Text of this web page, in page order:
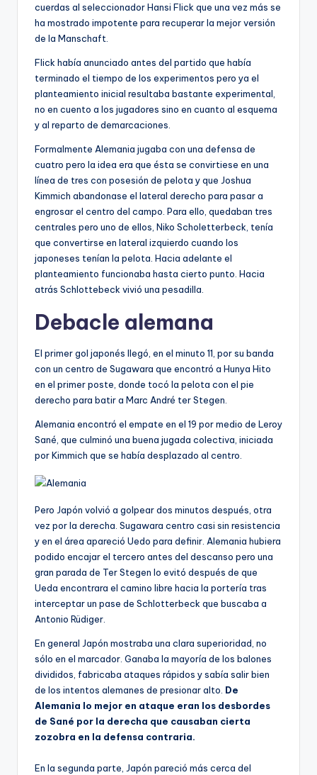
cuerdas al seleccionador Hansi Flick que una vez más se
ha mostrado impotente para recuperar la mejor versión
de la Manschaft.
Flick había anunciado antes del partido que había
terminado el tiempo de los experimentos pero ya el
planteamiento inicial resultaba bastante experimental,
no en cuento a los jugadores sino en cuanto al esquema
y al reparto de demarcaciones.
Formalmente Alemania jugaba con una defensa de
cuatro pero la idea era que ésta se convirtiese en una
línea de tres con posesión de pelota y que Joshua
Kimmich abandonase el lateral derecho para pasar a
engrosar el centro del campo. Para ello, quedaban tres
centrales pero uno de ellos, Niko Scholetterbeck, tenía
que convertirse en lateral izquierdo cuando los
japoneses tenían la pelota. Hacia adelante el
planteamiento funcionaba hasta cierto punto. Hacia
atrás Schlottebeck vivió una pesadilla.
Debacle alemana
El primer gol japonés llegó, en el minuto 11, por su banda
con un centro de Sugawara que encontró a Hunya Hito
en el primer poste, donde tocó la pelota con el pie
derecho para batir a Marc André ter Stegen.
Alemania encontró el empate en el 19 por medio de Leroy
Sané, que culminó una buena jugada colectiva, iniciada
por Kimmich que se había desplazado al centro.
Pero Japón volvió a golpear dos minutos después, otra
vez por la derecha. Sugawara centro casi sin resistencia
y en el área apareció Uedo para definir. Alemania hubiera
podido encajar el tercero antes del descanso pero una
gran parada de Ter Stegen lo evitó después de que
Ueda encontrara el camino libre hacia la portería tras
interceptar un pase de Schlotterbeck que buscaba a
Antonio Rüdiger.
En general Japón mostraba una clara superioridad, no
sólo en el marcador. Ganaba la mayoría de los balones
divididos, fabricaba ataques rápidos y sabía salir bien
de los intentos alemanes de presionar alto. De
Alemania lo mejor en ataque eran los desbordes
de Sané por la derecha que causaban cierta
zozobra en la defensa contraria.
En la segunda parte, Japón pareció más cerca del